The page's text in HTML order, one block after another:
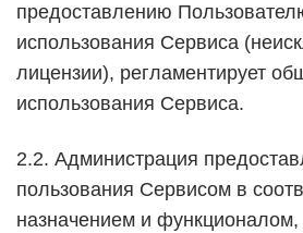
предоставлению
использования Сервиса
лицензии), регламентирует
использования Сервиса.
2.2. Администрация
пользования Сервисом в
назначением и